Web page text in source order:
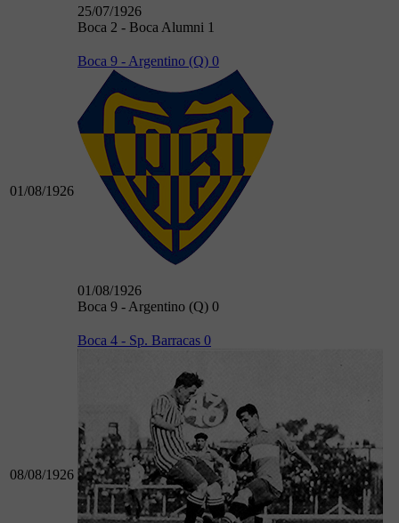
25/07/1926
Boca 2 - Boca Alumni 1
01/08/1926
Boca 9 - Argentino (Q) 0
01/08/1926
Boca 9 - Argentino (Q) 0
08/08/1926
Boca 4 - Sp. Barracas 0